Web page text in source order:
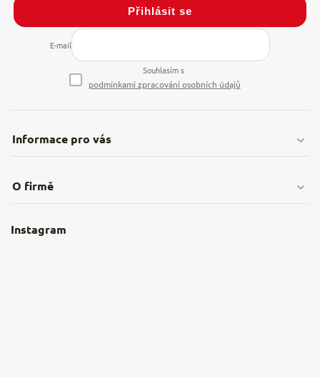
Informace pro vás
Obchodní podmínky
Nejčastější dotazy
E-mail
Souhlasím s
podmínkami zpracování osobních údajů
Přihlásit se
Instagram
O firmě